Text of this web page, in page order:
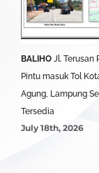
BALIHO Jl. Terusan
Pintu masuk Tol
Agung, Lampung
Tersedia
July 18th, 2026